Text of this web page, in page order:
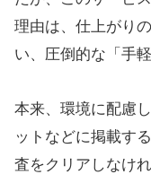
理由は、仕上がり
い、圧倒的な「手
本来、環境に配慮
ットなどに掲載す
査をクリアしなけ